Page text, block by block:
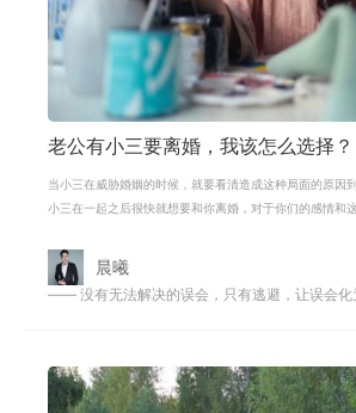
老公有小三要离婚，我该怎么选择？
当小三在威胁婚姻的时候，就要看清造成这种局面的原因
小三在一起之后很快就想要和你离婚，对于你们的感情和
晨曦
—— 没有无法解决的误会，只有逃避，让误会化